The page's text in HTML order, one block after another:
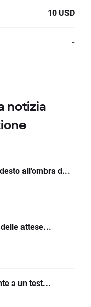
10 USD
-
notizia
all'ombra d...
attese...
a un test...